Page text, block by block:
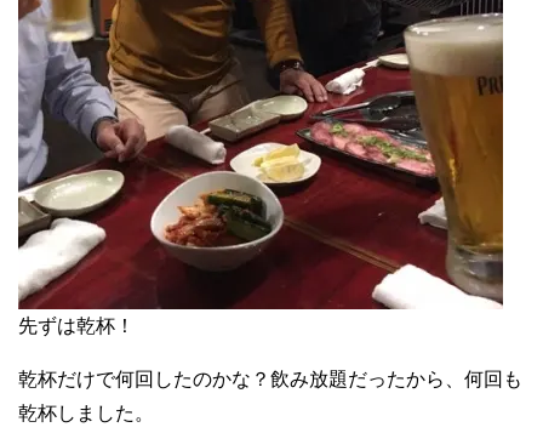
先ずは乾杯！
乾杯だけで何回したのかな？飲み放題だったから、何回も
乾杯しました。